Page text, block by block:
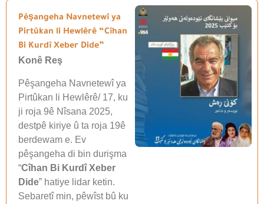
Pêşangeha Navnetewî ya
Pirtûkan li Hewlêrê “Cîhan
Bi Kurdî Xeber Dide”
Konê Reş
Pêşangeha Navnetewî ya
Pirtûkan li Hewlêrê/ 17, ku
ji roja 9ê Nîsana 2025,
destpê kiriye û ta roja 19ê
berdewam e. Ev
pêşangeha di bin durişma
“Cîhan Bi Kurdî Xeber
Dide” hatiye lidar ketin.
Sebaretî min, pêwîst bû ku